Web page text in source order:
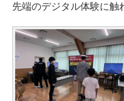
先端のデジタル体験に触